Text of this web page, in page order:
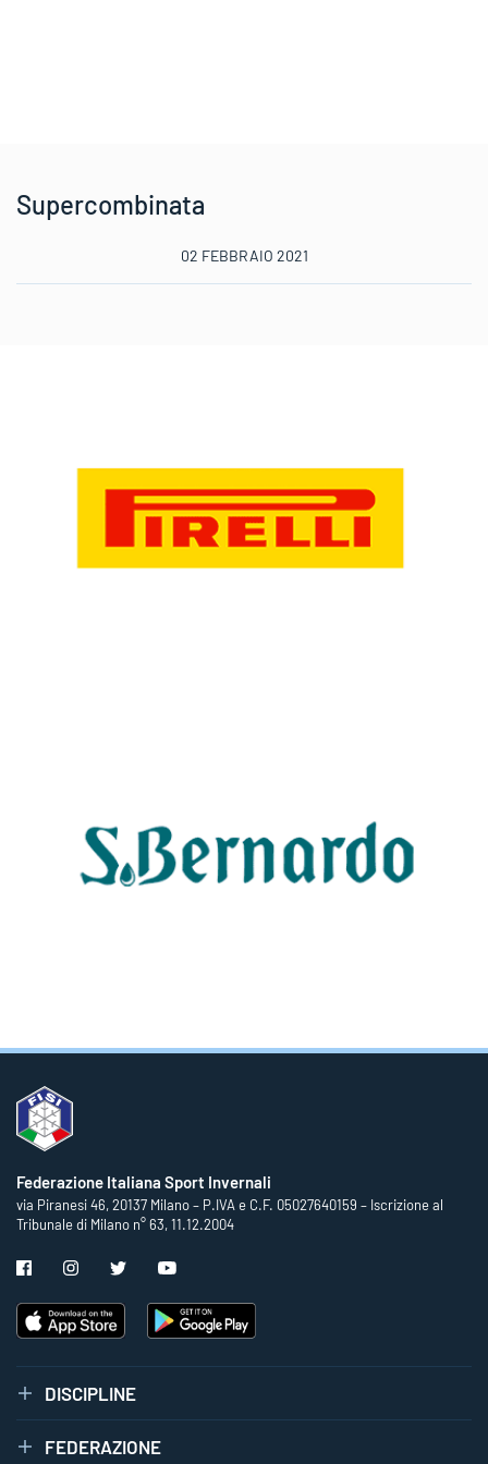
Supercombinata
02 FEBBRAIO 2021
Federazione Italiana Sport Invernali
via Piranesi 46, 20137 Milano – P.IVA e C.F. 05027640159 – Iscrizione al
Tribunale di Milano n° 63, 11.12.2004
DISCIPLINE
FEDERAZIONE